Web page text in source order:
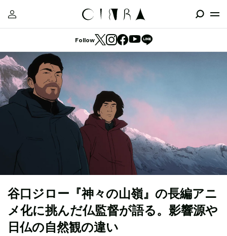
Follow
谷口ジロー『神々の山嶺』の長編アニ
メ化に挑んだ仏監督が語る。影響源や
日仏の自然観の違い